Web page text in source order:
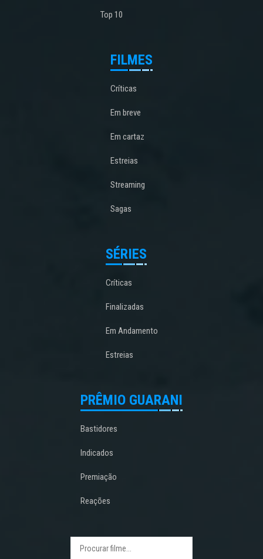
Top 10
FILMES
Críticas
Em breve
Em cartaz
Estreias
Streaming
Sagas
SÉRIES
Críticas
Finalizadas
Em Andamento
Estreias
PRÊMIO GUARANI
Bastidores
Indicados
Premiação
Reações